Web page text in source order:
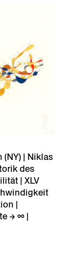
| Niklas
des
| XLV
|
→ ∞ |